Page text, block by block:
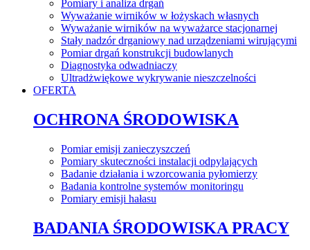
Pomiary i analiza drgań
Wyważanie wirników w łożyskach własnych
Wyważanie wirników na wyważarce stacjonarnej
Stały nadzór drganiowy nad urządzeniami wirującymi
Pomiar drgań konstrukcji budowlanych
Diagnostyka odwadniaczy
Ultradżwiękowe wykrywanie nieszczelności
OFERTA
OCHRONA ŚRODOWISKA
Pomiar emisji zanieczyszczeń
Pomiary skuteczności instalacji odpylających
Badanie działania i wzorcowania pyłomierzy
Badania kontrolne systemów monitoringu
Pomiary emisji hałasu
BADANIA ŚRODOWISKA PRACY